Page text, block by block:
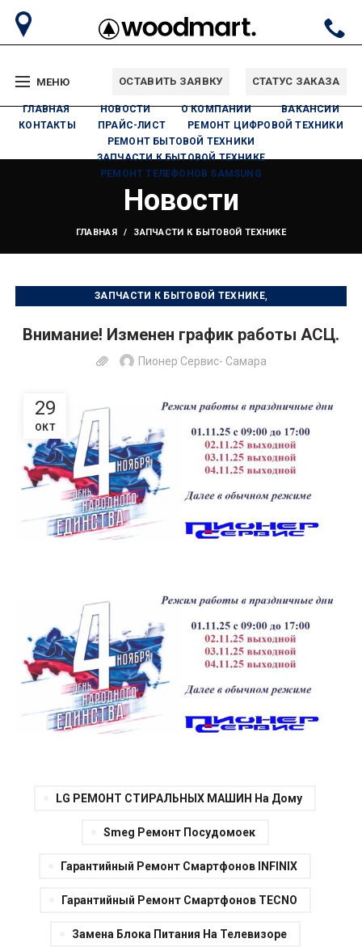
МЕНЮ ОСТАВИТЬ ЗАЯВКУ СТАТУС ЗАКАЗА
ГЛАВНАЯ НОВОСТИ О КОМПАНИИ
ВАКАНСИИ
КОНТАКТЫ
ПРАЙС-ЛИСТ
РЕМОНТ ЦИФРОВОЙ ТЕХНИКИ
РЕМОНТ БЫТОВОЙ ТЕХНИКИ
ЗАПЧАСТИ К БЫТОВОЙ ТЕХНИКЕ
РЕМОНТ ТЕЛЕФОНОВ SAMSUNG
Новости
ГЛАВНАЯ ЗАПЧАСТИ К БЫТОВОЙ ТЕХНИКЕ
ЗАПЧАСТИ К БЫТОВОЙ ТЕХНИКЕ,
Внимание! Изменен график работы АСЦ.
Пионер Сервис- Самара
29
ОКТ
LG РЕМОНТ СТИРАЛЬНЫХ МАШИН На Дому
Smеg Ремонт Посудомоек
Гарантийный Ремонт Смартфонов INFINIX
Гарантийный Ремонт Смартфонов TECNO
Замена Блока Питания На Телевизоре